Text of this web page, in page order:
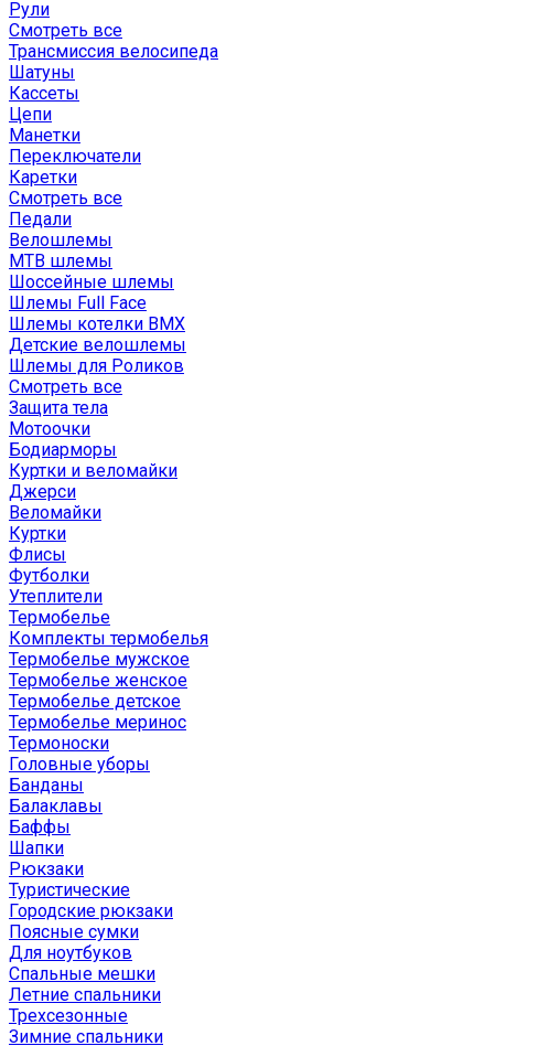
Рули
Смотреть все
Трансмиссия велосипеда
Шатуны
Кассеты
Цепи
Манетки
Переключатели
Каретки
Смотреть все
Педали
Велошлемы
MTB шлемы
Шоссейные шлемы
Шлемы Full Face
Шлемы котелки BMX
Детские велошлемы
Шлемы для Роликов
Смотреть все
Защита тела
Мотоочки
Бодиарморы
Куртки и веломайки
Джерси
Веломайки
Куртки
Флисы
Футболки
Утеплители
Термобелье
Комплекты термобелья
Термобелье мужское
Термобелье женское
Термобелье детское
Термобелье меринос
Термоноски
Головные уборы
Банданы
Балаклавы
Баффы
Шапки
Рюкзаки
Туристические
Городские рюкзаки
Поясные сумки
Для ноутбуков
Спальные мешки
Летние спальники
Трехсезонные
Зимние спальники